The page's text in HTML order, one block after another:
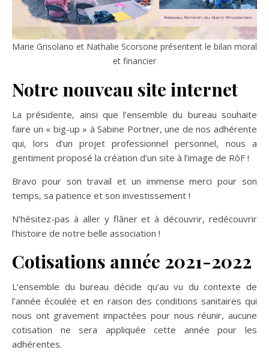
Marie Grisolano et Nathalie Scorsone présentent le bilan moral
et financier
Notre nouveau site internet
La présidente, ainsi que l’ensemble du bureau souhaite
faire un « big-up » à Sabine Portner, une de nos adhérente
qui, lors d’un projet professionnel personnel, nous a
gentiment proposé la création d’un site à l’image de RôF !
Bravo pour son travail et un immense merci pour son
temps, sa patience et son investissement !
N’hésitez-pas à aller y flâner et à découvrir, redécouvrir
l’histoire de notre belle association !
Cotisations année 2021-2022
L’ensemble du bureau décide qu’au vu du contexte de
l’année écoulée et en raison des conditions sanitaires qui
nous ont gravement impactées pour nous réunir, aucune
cotisation ne sera appliquée cette année pour les
adhérentes.